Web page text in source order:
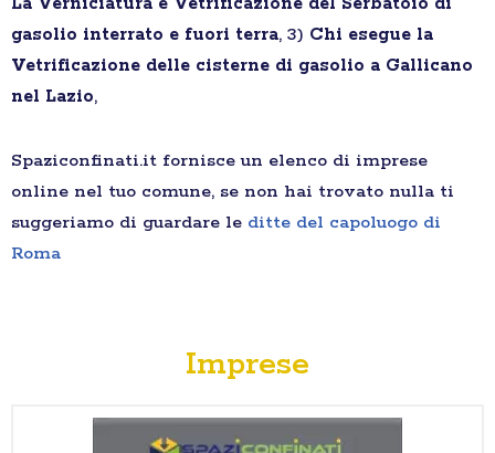
gasolio interrato e fuori terra, 3) Chi esegue la
Vetrificazione delle cisterne di gasolio a Gallicano
nel Lazio,
Spaziconfinati.it fornisce un elenco di imprese
online nel tuo comune, se non hai trovato nulla ti
suggeriamo di guardare le ditte del capoluogo di
Roma
Imprese